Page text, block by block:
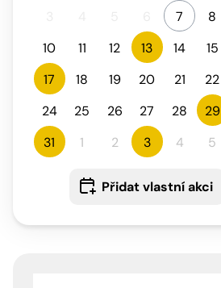
7 8
10
11 12 13 14 15
17
18 19 20 21 22
24
25 26 27 28 29
31
1 2 3 4 5
Přidat vlastní akci